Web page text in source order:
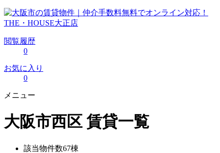
閲覧履歴
0
お気に入り
0
メニュー
大阪市西区 賃貸一覧
該当物件数67棟